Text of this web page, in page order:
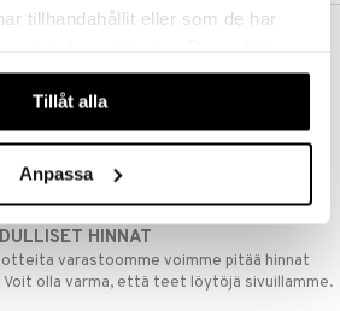
tillhandahållit eller som de har
användande av vår webbplats.
Tillåt alla
Anpassa
huolimatta siitä ostatko yksittäisen
tilauksellesi joka ylittää 50 €.
TOIMITUKSET
tilaukset lähetetään normaalisti samana
HINNAT
varastoomme voimme pitää hinnat
Voit olla varma, että teet löytöjä sivuillamme.